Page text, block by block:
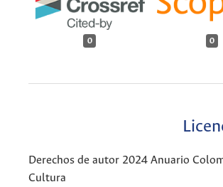
0 0
Derechos de autor 2024 Anuario
Cultura